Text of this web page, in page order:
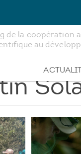
de la coopération
au